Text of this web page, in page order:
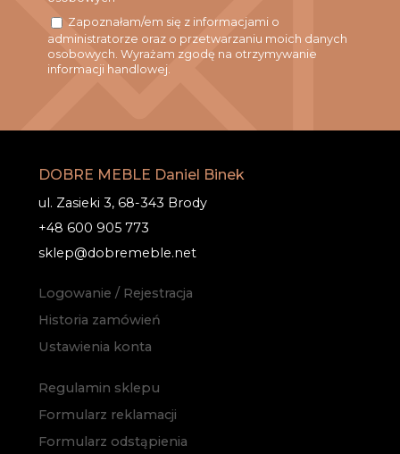
Zapoznałam/em się z informacjami o
administratorze oraz o przetwarzaniu moich danych
osobowych. Wyrażam zgodę na otrzymywanie
informacji handlowej.
DOBRE MEBLE Daniel Binek
ul. Zasieki 3, 68-343 Brody
+48 600 905 773
sklep@dobremeble.net
Logowanie / Rejestracja
Historia zamówień
Ustawienia konta
Regulamin sklepu
Formularz reklamacji
Formularz odstąpienia